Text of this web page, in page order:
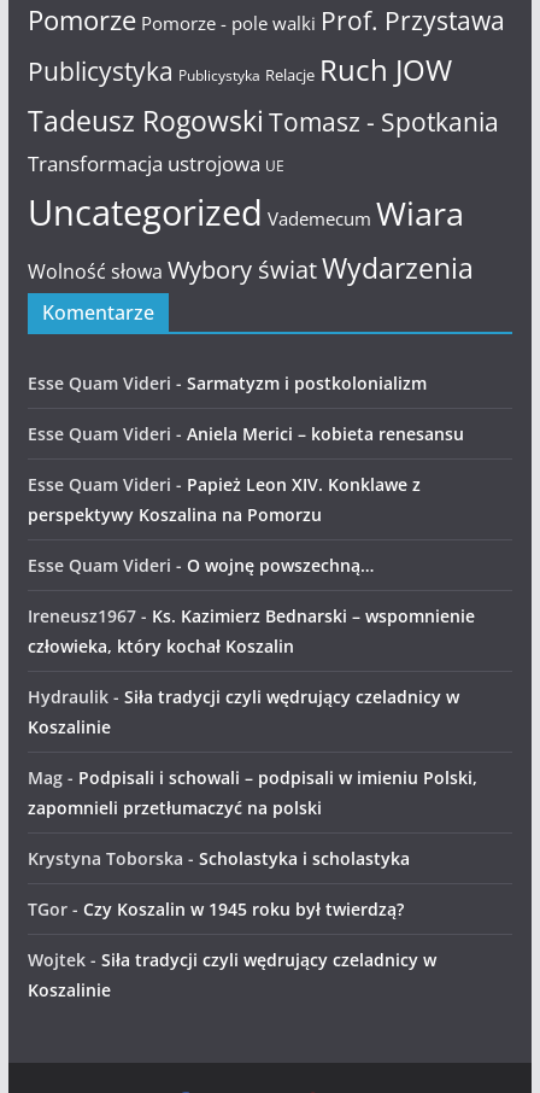
Pomorze Pomorze - pole walki Prof. Przystawa
Publicystyka Publicystyka Relacje Ruch JOW
Tadeusz Rogowski Tomasz - Spotkania
Transformacja ustrojowa UE
Uncategorized Vademecum Wiara
Wolność słowa Wybory światWydarzenia
Komentarze
Esse Quam Videri - Sarmatyzm i postkolonializm
Esse Quam Videri - Aniela Merici – kobieta renesansu
Esse Quam Videri - Papież Leon XIV. Konklawe z
perspektywy Koszalina na Pomorzu
Esse Quam Videri - O wojnę powszechną…
Ireneusz1967- Ks. Kazimierz Bednarski – wspomnienie
człowieka, który kochał Koszalin
Hydraulik- Siła tradycji czyli wędrujący czeladnicy w
Koszalinie
Mag- Podpisali i schowali – podpisali w imieniu Polski,
zapomnieli przetłumaczyć na polski
Krystyna Toborska - Scholastyka i scholastyka
TGor- Czy Koszalin w 1945 roku był twierdzą?
Wojtek- Siła tradycji czyli wędrujący czeladnicy w
Koszalinie